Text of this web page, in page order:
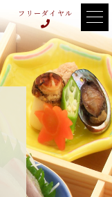
フリーダイヤル